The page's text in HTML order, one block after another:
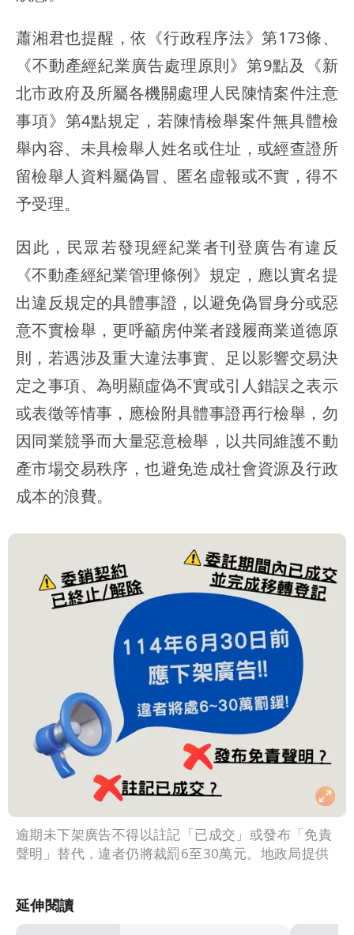
蕭湘君也提醒，依《行政程序法》第173條、
《不動產經紀業廣告處理原則》第9點及《新
北市政府及所屬各機關處理人民陳情案件注意
事項》第4點規定，若陳情檢舉案件無具體檢
舉內容、未具檢舉人姓名或住址，或經查證所
留檢舉人資料屬偽冒、匿名虛報或不實，得不
予受理。
因此，民眾若發現經紀業者刊登廣告有違反
《不動產經紀業管理條例》規定，應以實名提
出違反規定的具體事證，以避免偽冒身分或惡
意不實檢舉，更呼籲房仲業者踐履商業道德原
則，若遇涉及重大違法事實、足以影響交易決
定之事項、為明顯虛偽不實或引人錯誤之表示
或表徵等情事，應檢附具體事證再行檢舉，勿
因同業競爭而大量惡意檢舉，以共同維護不動
產市場交易秩序，也避免造成社會資源及行政
成本的浪費。
逾期未下架廣告不得以註記「已成交」或發布「免責
聲明」替代，違者仍將裁罰6至30萬元。地政局提供
延伸閱讀